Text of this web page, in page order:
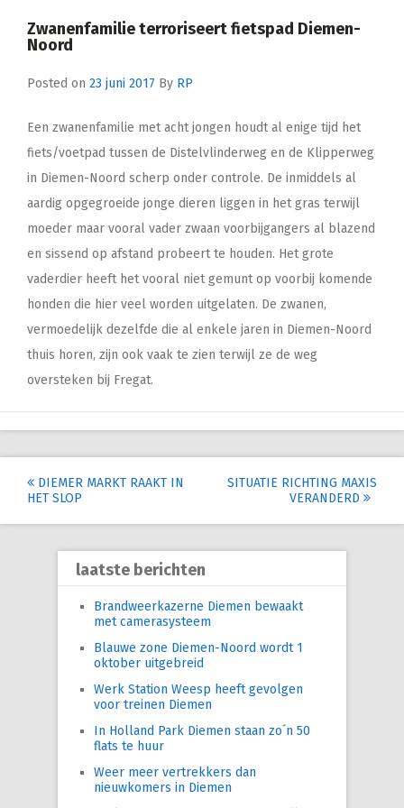
Zwanenfamilie terroriseert fietspad Diemen-
Noord
Posted on 23 juni 2017 By RP
Een zwanenfamilie met acht jongen houdt al enige tijd het
fiets/voetpad tussen de Distelvlinderweg en de Klipperweg
in Diemen-Noord scherp onder controle. De inmiddels al
aardig opgegroeide jonge dieren liggen in het gras terwijl
moeder maar vooral vader zwaan voorbijgangers al blazend
en sissend op afstand probeert te houden. Het grote
vaderdier heeft het vooral niet gemunt op voorbij komende
honden die hier veel worden uitgelaten. De zwanen,
vermoedelijk dezelfde die al enkele jaren in Diemen-Noord
thuis horen, zijn ook vaak te zien terwijl ze de weg
oversteken bij Fregat.
Post
DIEMER MARKT RAAKT IN
HET SLOP
SITUATIE RICHTING MAXIS
VERANDERD
laatste berichten
Brandweerkazerne Diemen bewaakt
met camerasysteem
Blauwe zone Diemen-Noord wordt 1
oktober uitgebreid
Werk Station Weesp heeft gevolgen
voor treinen Diemen
In Holland Park Diemen staan zo´n 50
flats te huur
Weer meer vertrekkers dan
nieuwkomers in Diemen